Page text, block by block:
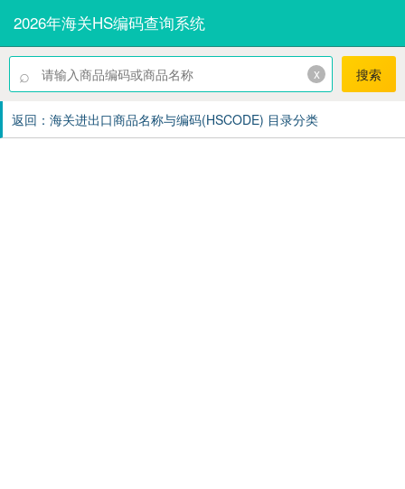
2026年海关HS编码查询系统
⌕ x 搜索
返回：海关进出口商品名称与编码(HSCODE) 目录分类